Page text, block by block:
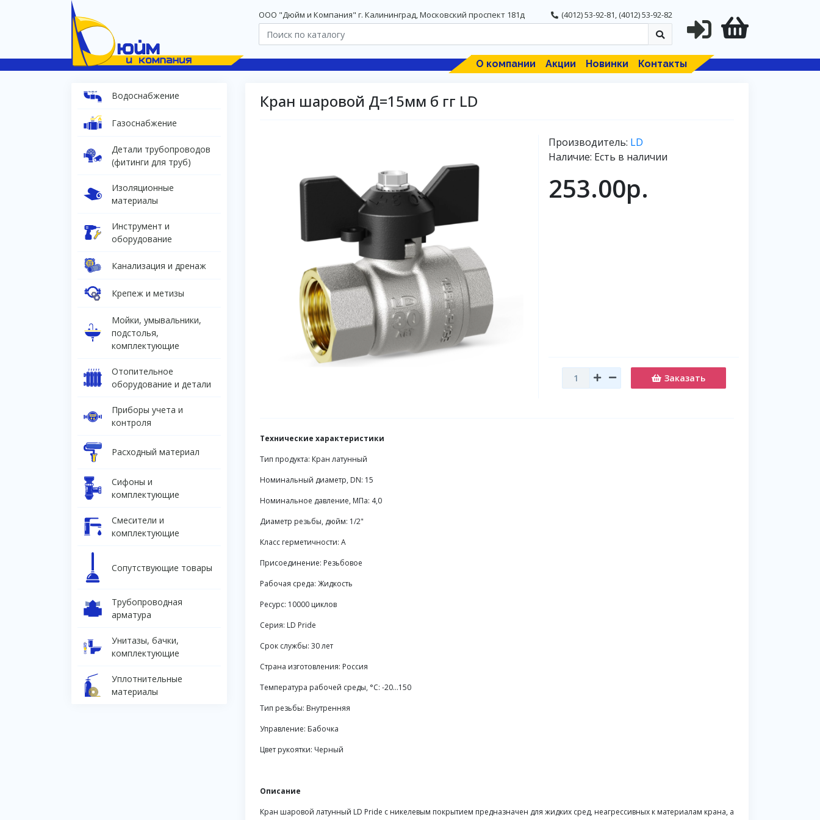
OOO "Дюйм и Компания" г. Калининград, Московский проспект 181д (4012) 53-92-81,(4012) 53-92-82
О компании Акции Новинки Контакты
Водоснабжение
Газоснабжение
Детали трубопроводов
(фитинги для труб)
Изоляционные
материалы
Инструмент и
оборудование
Канализация и дренаж
Крепеж и метизы
Мойки, умывальники,
подстолья,
комплектующие
Отопительное
оборудование и детали
Приборы учета и
контроля
Расходный материал
Сифоны и
комплектующие
Смесители и
комплектующие
Сопутствующие товары
Трубопроводная
арматура
Унитазы, бачки,
комплектующие
Уплотнительные
материалы
Кран шаровой Д=15мм б гг LD
Производитель: LD
Наличие: Есть в наличии
253.00р.
Заказать
Технические характеристики
Тип продукта: Кран латунный
Номинальный диаметр, DN: 15
Номинальное давление, МПа: 4,0
Диаметр резьбы, дюйм: 1/2"
Класс герметичности: А
Присоединение: Резьбовое
Рабочая среда: Жидкость
Ресурс: 10000 циклов
Серия: LD Pride
Срок службы: 30 лет
Страна изготовления: Россия
Температура рабочей среды, °С: -20…150
Тип резьбы: Внутренняя
Управление: Бабочка
Цвет рукоятки: Черный
Описание
Кран шаровой латунный LD Pride с никелевым покрытием предназначен для жидких сред, неагрессивных к материалам крана, а